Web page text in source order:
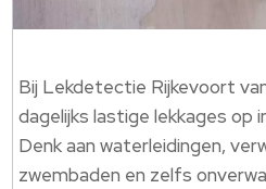
Bij Lekdetectie Rijkevoort
dagelijks lastige lekkages op
Denk aan waterleidingen,
zwembaden en zelfs